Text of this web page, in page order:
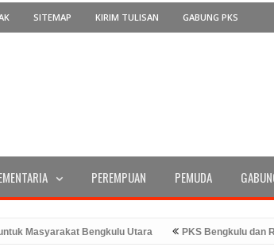
SITEMAP KIRIM TULISAN GABUNG PKS
PEREMPUAN PEMUDA
Bengkulu Utara PKS Bengkulu dan